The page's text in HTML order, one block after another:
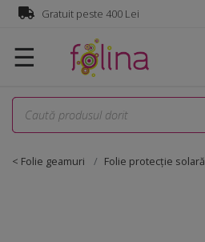
Gratuit peste 400 Lei
☰
< Folie geamuri Folie protecție solară